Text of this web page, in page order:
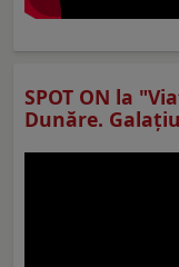
SPOT ON la
Dunăre.